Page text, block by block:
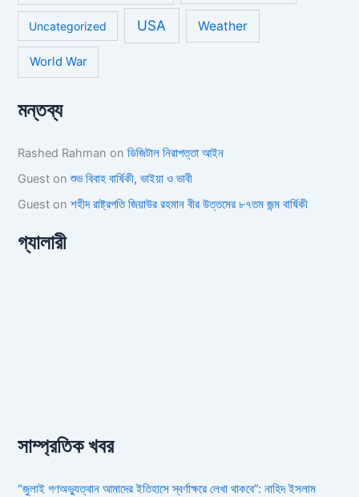
Uncategorized USA Weather
World War
মন্তব্য
Rashed Rahman onডিজিটাল নিরাপত্তা আইন
Guest onশুভ বিবাহ বার্ষিকী, ভাইয়া ও ভাবী
Guest onশহীদ রাষ্ট্রপতি জিয়াউর রহমান বীর উত্তমের ৮৭তম জন্ম বার্ষিকী
গ্যালারী
সাম্প্রতিক খবর
“জুলাই গণঅভ্যুত্থান আমাদের ইতিহাসে স্বর্ণাক্ষরে লেখা থাকবে”: নাহিদ ইসলাম